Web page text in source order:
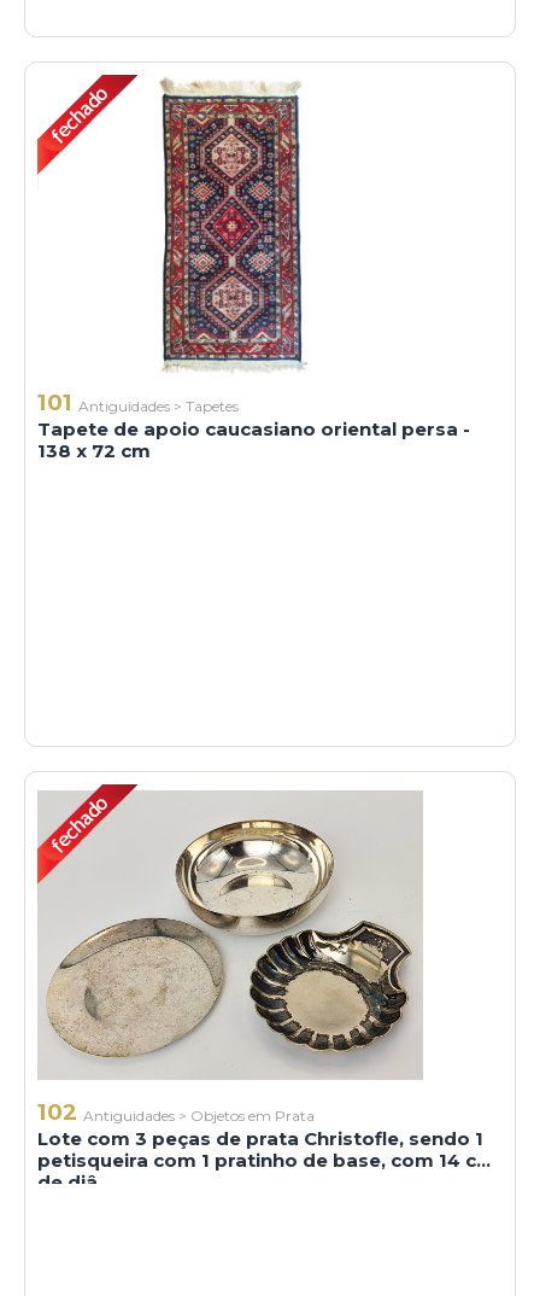
101 Antiguidades > Tapetes
Tapete de apoio caucasiano oriental persa -
138 x 72 cm
102 Antiguidades > Objetos em Prata
Lote com 3 peças de prata Christofle, sendo 1
petisqueira com 1 pratinho de base, com 14 cm
de diâ